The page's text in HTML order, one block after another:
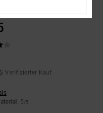
Verifizierter Kauf
: 5/5